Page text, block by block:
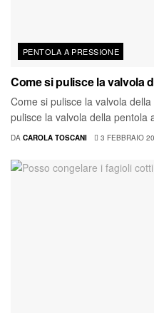
PENTOLA A PRESSIONE
Come si pulisce la valvola
Come si pulisce la valvola
pulisce la valvola della pentola
DA CAROLA TOSCANI 3 FEBBRAIO